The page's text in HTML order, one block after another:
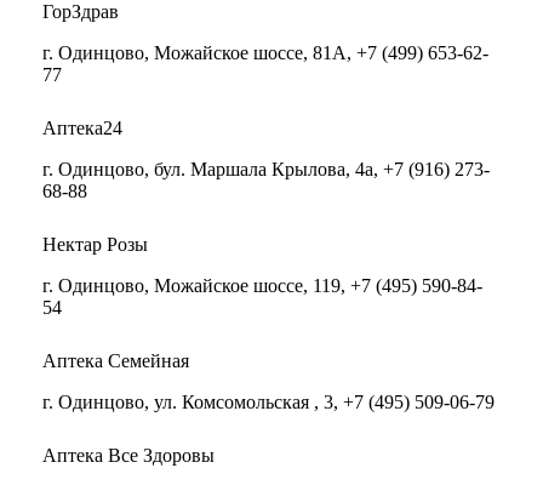
ГорЗдрав
г. Одинцово, Можайское шоссе, 81А, +7 (499) 653-62-
77
Аптека24
г. Одинцово, бул. Маршала Крылова, 4а, +7 (916) 273-
68-88
Нектар Розы
г. Одинцово, Можайское шоссе, 119, +7 (495) 590-84-
54
Аптека Семейная
г. Одинцово, ул. Комсомольская , 3, +7 (495) 509-06-79
Аптека Все Здоровы